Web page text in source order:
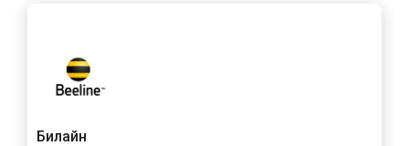
Билайн